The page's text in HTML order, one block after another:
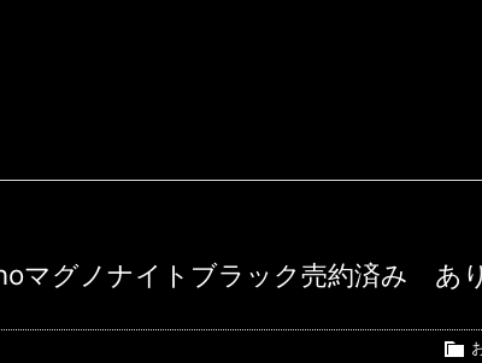
マグノナイトブラック売約済み あ